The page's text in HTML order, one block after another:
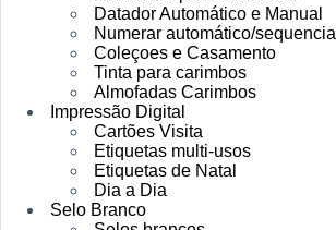
Datador Automático e Manual
Numerar automático/sequencial
Coleçoes e Casamento
Tinta para carimbos
Almofadas Carimbos
Impressão Digital
Cartões Visita
Etiquetas multi-usos
Etiquetas de Natal
Dia a Dia
Selo Branco